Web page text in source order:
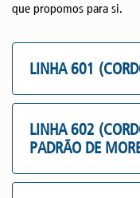
que propomos para si.
LINHA 601
LINHA 602
PADRÃO DE